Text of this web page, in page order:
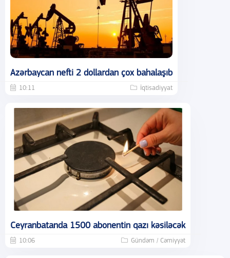
Azərbaycan nefti 2 dollardan çox bahalaşıb
10:11 İqtisadiyyat
Ceyranbatanda 1500 abonentin qazı kəsiləcək
10:06 Gündəm / Cəmiyyət